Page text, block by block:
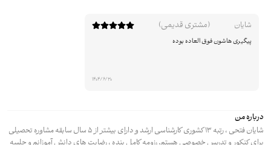
شایان (مشتری قدیمی)
پیگیری هاشون فوق العاده بوده
1404/6/30
درباره من
شایان فتحی ، رتبه 13 کشوری کارشناسی ارشد و دارای بیشتر از 5 سال سابقه مشاوره تحصیلی